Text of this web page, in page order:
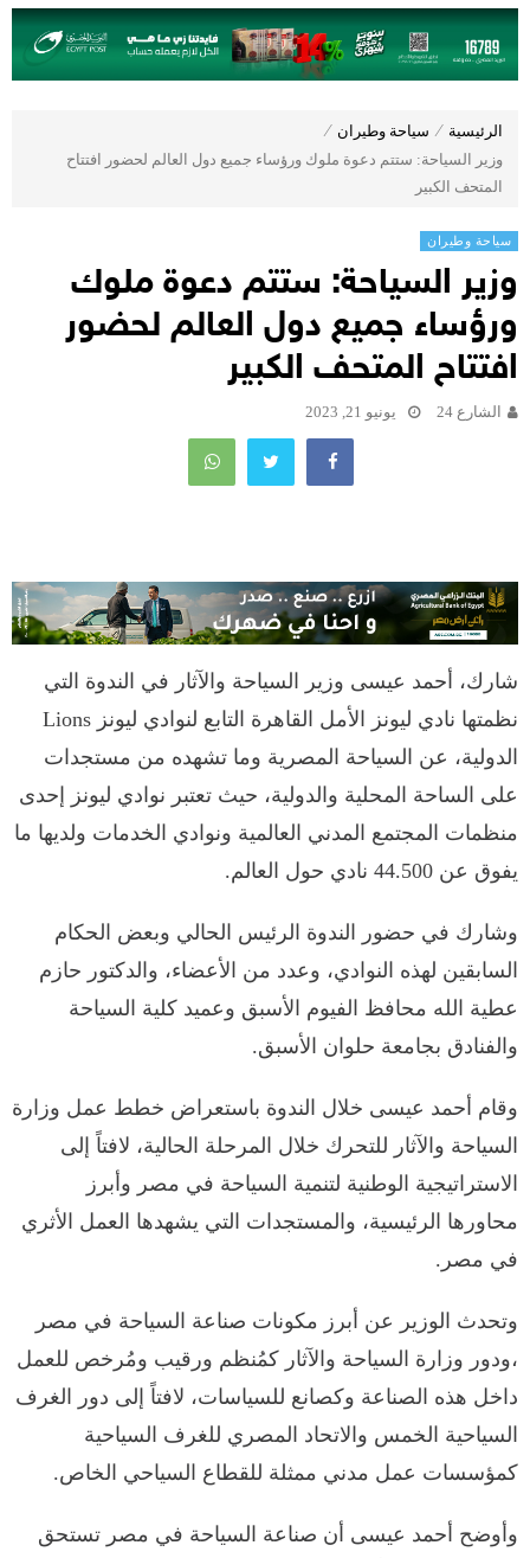
الرئيسية ⁄ سياحة وطيران ⁄
وزير السياحة: ستتم دعوة ملوك ورؤساء جميع دول العالم لحضور افتتاح
المتحف الكبير
سياحة وطيران
وزير السياحة: ستتم دعوة ملوك
ورؤساء جميع دول العالم لحضور
افتتاح المتحف الكبير
الشارع 24 يونيو 21, 2023
شارك، أحمد عيسى وزير السياحة والآثار في الندوة التي
نظمتها نادي ليونز الأمل القاهرة التابع لنوادي ليونز Lions
الدولية، عن السياحة المصرية وما تشهده من مستجدات
على الساحة المحلية والدولية، حيث تعتبر نوادي ليونز إحدى
منظمات المجتمع المدني العالمية ونوادي الخدمات ولديها ما
يفوق عن 44.500 نادي حول العالم.
وشارك في حضور الندوة الرئيس الحالي وبعض الحكام
السابقين لهذه النوادي، وعدد من الأعضاء، والدكتور حازم
عطية الله محافظ الفيوم الأسبق وعميد كلية السياحة
والفنادق بجامعة حلوان الأسبق.
وقام أحمد عيسى خلال الندوة باستعراض خطط عمل وزارة
السياحة والآثار للتحرك خلال المرحلة الحالية، لافتاً إلى
الاستراتيجية الوطنية لتنمية السياحة في مصر وأبرز
محاورها الرئيسية، والمستجدات التي يشهدها العمل الأثري
في مصر.
وتحدث الوزير عن أبرز مكونات صناعة السياحة في مصر
،ودور وزارة السياحة والآثار كمُنظم ورقيب ومُرخص للعمل
داخل هذه الصناعة وكصانع للسياسات، لافتاً إلى دور الغرف
السياحية الخمس والاتحاد المصري للغرف السياحية
كمؤسسات عمل مدني ممثلة للقطاع السياحي الخاص.
وأوضح أحمد عيسى أن صناعة السياحة في مصر تستحق